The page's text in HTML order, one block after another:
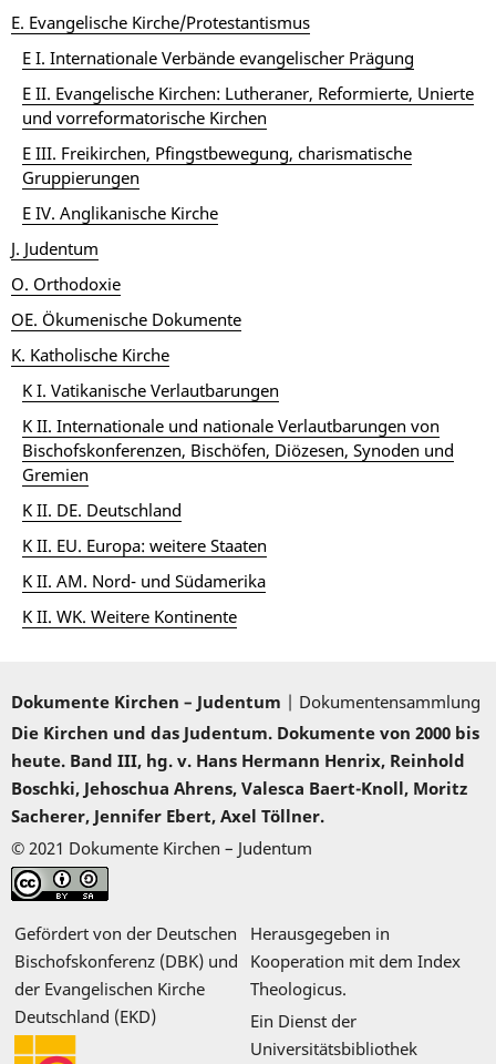
E. Evangelische Kirche/Protestantismus
E I. Internationale Verbände evangelischer Prägung
E II. Evangelische Kirchen: Lutheraner, Reformierte, Unierte
und vorreformatorische Kirchen
E III. Freikirchen, Pfingstbewegung, charismatische
Gruppierungen
E IV. Anglikanische Kirche
J. Judentum
O. Orthodoxie
OE. Ökumenische Dokumente
K. Katholische Kirche
K I. Vatikanische Verlautbarungen
K II. Internationale und nationale Verlautbarungen von
Bischofskonferenzen, Bischöfen, Diözesen, Synoden und
Gremien
K II. DE. Deutschland
K II. EU. Europa: weitere Staaten
K II. AM. Nord- und Südamerika
K II. WK. Weitere Kontinente
Dokumente Kirchen – Judentum | Dokumentensammlung
Die Kirchen und das Judentum. Dokumente von 2000 bis
heute. Band III, hg. v. Hans Hermann Henrix, Reinhold
Boschki, Jehoschua Ahrens, Valesca Baert-Knoll, Moritz
Sacherer, Jennifer Ebert, Axel Töllner.
© 2021 Dokumente Kirchen – Judentum
Gefördert von der Deutschen
Bischofskonferenz (DBK) und
der Evangelischen Kirche
Deutschland (EKD)
Herausgegeben in
Kooperation mit dem Index
Theologicus.
Ein Dienst der
Universitätsbibliothek